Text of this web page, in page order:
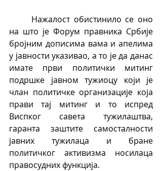
на што је Форум правника Србије
бројним дописима вама и апелима
у јавности указивао, а то је да данас
имате први политички митинг
подршке јавном тужиоцу који је
члан политичке организације која
прави тај митинг и то испред
Виспког савета тужилаштва,
гаранта заштите самосталности
јавних тужилаца и бране
политичког активизма носилаца
правосудних функција.